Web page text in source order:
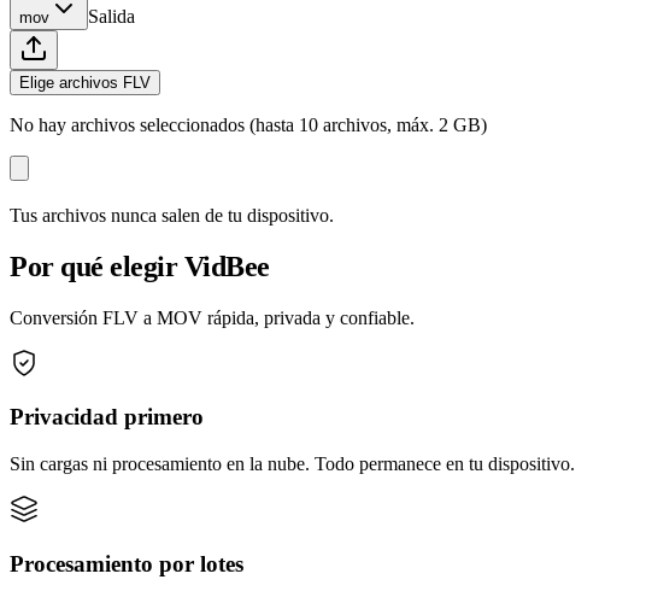
mov Salida
Elige archivos FLV
No hay archivos seleccionados (hasta 10 archivos, máx. 2 GB)
Tus archivos nunca salen de tu dispositivo.
Por qué elegir VidBee
Conversión FLV a MOV rápida, privada y confiable.
Privacidad primero
Sin cargas ni procesamiento en la nube. Todo permanece en tu dispositivo.
Procesamiento por lotes